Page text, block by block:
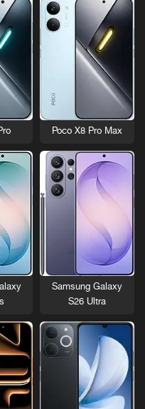
Poco X8 Pro Max
Samsung Galaxy
S26 Ultra